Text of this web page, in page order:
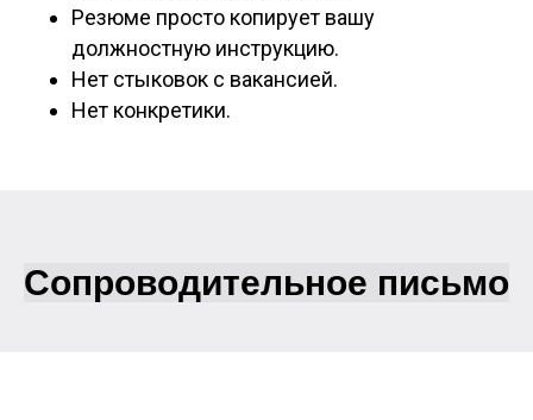
Резюме просто копирует вашу
должностную инструкцию.
Нет стыковок с вакансией.
Нет конкретики.
Сопроводительное письмо